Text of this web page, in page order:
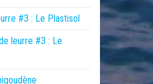
#3 : Le Plastisol
leurre #3 : Le